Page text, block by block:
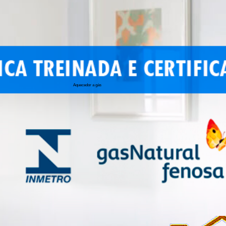
conserto de
conserto de
conserto
conserto de
conserto
conserto de
manutenção
conserto de
Aquecedor a gás